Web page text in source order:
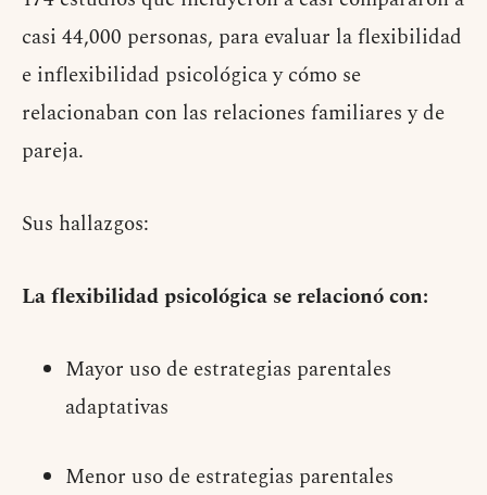
casi 44,000 personas, para evaluar la flexibilidad
e inflexibilidad psicológica y cómo se
relacionaban con las relaciones familiares y de
pareja.
Sus hallazgos:
La flexibilidad psicológica se relacionó con:
Mayor uso de estrategias parentales
adaptativas
Menor uso de estrategias parentales